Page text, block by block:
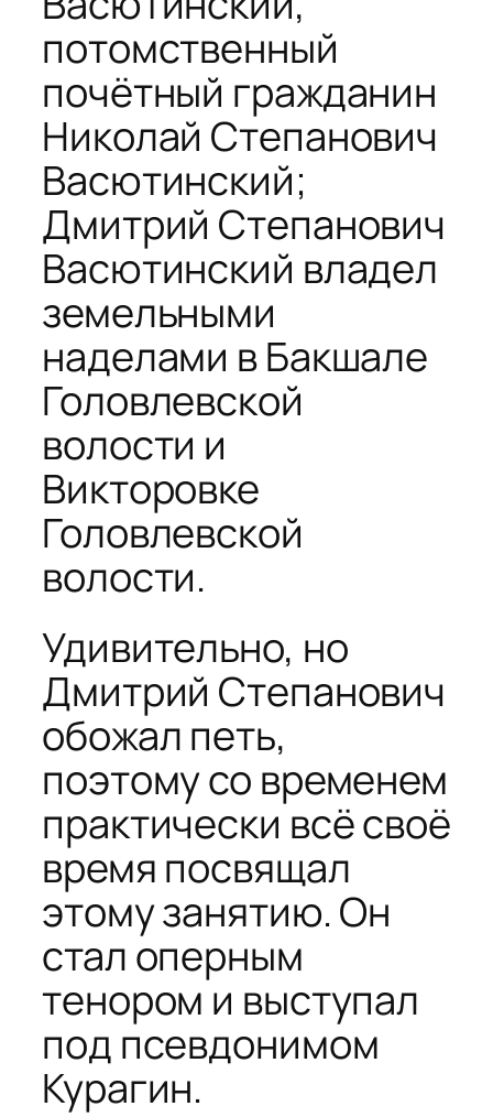
потомственный
почётный гражданин
Николай Степанович
Васютинский;
Дмитрий Степанович
Васютинский владел
земельными
наделами в Бакшале
Головлевской
волости и
Викторовке
Головлевской
волости.
Удивительно, но
Дмитрий Степанович
обожал петь,
поэтому со временем
практически всё своё
время посвящал
этому занятию. Он
стал оперным
тенором и выступал
под псевдонимом
Курагин.